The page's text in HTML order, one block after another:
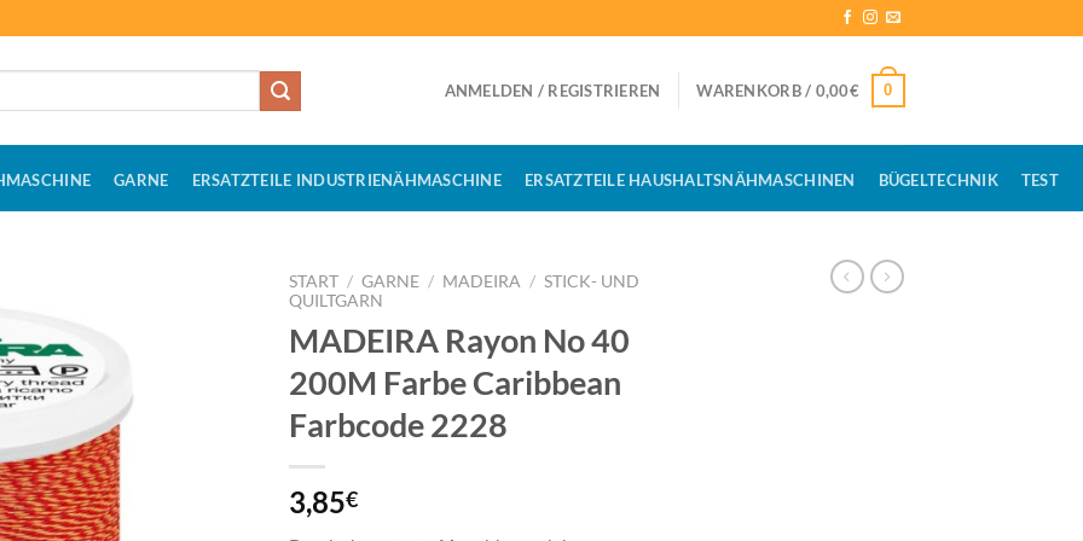
ANMELDEN / REGISTRIEREN WARENKORB / 0,00€ 0
GARNE ERSATZTEILE INDUSTRIENÄHMASCHINE ERSATZTEILE HAUSHALTSNÄHMASCHINEN BÜGELTECHNIK TEST
START / GARNE / MADEIRA / STICK- UND
QUILTGARN
MADEIRA Rayon No 40
200M Farbe Caribbean
Farbcode 2228
3,85€